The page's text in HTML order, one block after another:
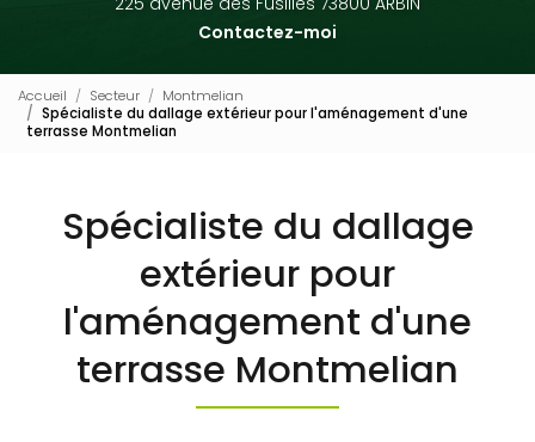
Contactez-moi
Accueil Secteur
Montmelian
Spécialiste du dallage extérieur pour l'aménagement d'une
terrasse Montmelian
Spécialiste du dallage
extérieur pour
l'aménagement d'une
terrasse Montmelian